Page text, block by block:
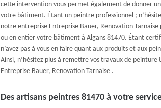
cette intervention vous permet également de donner
votre bâtiment. Étant un peintre professionnel ;
notre entreprise Entreprise Bauer, Renovation
ou en entier votre bâtiment à Algans 81470. Étant
n’avez pas à vous en faire quant aux produits et aux
Ainsi, n’hésitez plus à remettre vos travaux de
Entreprise Bauer, Renovation Tarnaise .
Des artisans peintres 81470 à votre